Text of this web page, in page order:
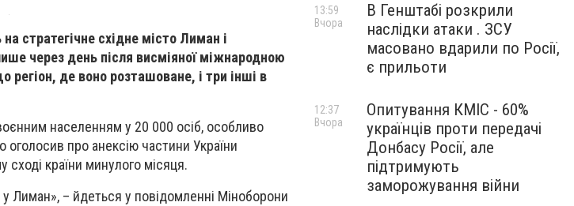
стратегічне східне місто Лиман і
через день після висміяної міжнародною
регіон, де воно розташоване, і три інші в
населенням у 20 000 осіб, особливо
оголосив про анексію частини України
країни минулого місяця.
Лиман», – йдеться у повідомленні Міноборони
В Генштабі розкрили
наслідки атаки . ЗСУ
масовано вдарили по Росії,
є прильоти
13:59
Вчора
Опитування КМІС - 60%
українців проти передачі
Донбасу Росії, але
підтримують
заморожування війни
12:37
Вчора